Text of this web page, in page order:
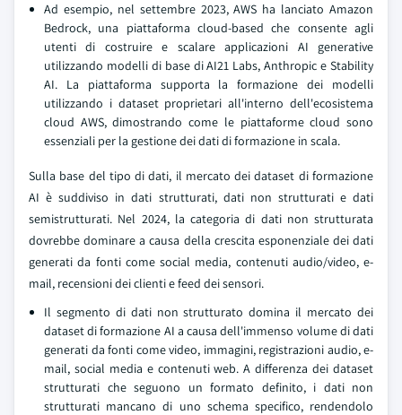
Ad esempio, nel settembre 2023, AWS ha lanciato Amazon
Bedrock, una piattaforma cloud-based che consente agli
utenti di costruire e scalare applicazioni AI generative
utilizzando modelli di base di AI21 Labs, Anthropic e Stability
AI. La piattaforma supporta la formazione dei modelli
utilizzando i dataset proprietari all'interno dell'ecosistema
cloud AWS, dimostrando come le piattaforme cloud sono
essenziali per la gestione dei dati di formazione in scala.
Sulla base del tipo di dati, il mercato dei dataset di formazione
AI è suddiviso in dati strutturati, dati non strutturati e dati
semistrutturati. Nel 2024, la categoria di dati non strutturata
dovrebbe dominare a causa della crescita esponenziale dei dati
generati da fonti come social media, contenuti audio/video, e-
mail, recensioni dei clienti e feed dei sensori.
Il segmento di dati non strutturato domina il mercato dei
dataset di formazione AI a causa dell'immenso volume di dati
generati da fonti come video, immagini, registrazioni audio, e-
mail, social media e contenuti web. A differenza dei dataset
strutturati che seguono un formato definito, i dati non
strutturati mancano di uno schema specifico, rendendolo